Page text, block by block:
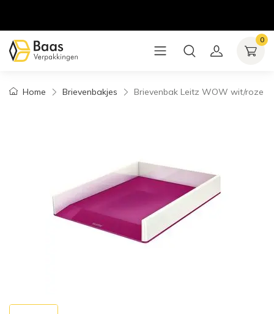
0
Home Brievenbakjes Brievenbak Leitz WOW wit/roze